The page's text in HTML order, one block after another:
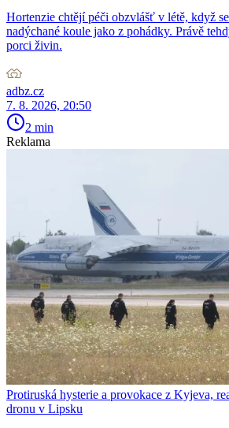
Hortenzie chtějí péči obzvlášť v létě, když
nadýchané koule jako z pohádky. Právě
porci živin.
adbz.cz
7. 8. 2026, 20:50
2 min
Reklama
Protiruská hysterie a provokace z Kyjeva,
dronu v Lipsku